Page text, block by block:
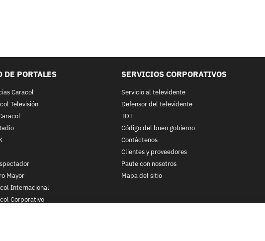
DE PORTALES
Caracol
Televisión
Mayor
Internacional
Corporativo
SERVICIOS CORPORATIVOS
Servicio al televidente
Defensor del televidente
TDT
Código del buen gobierno
Contáctenos
Clientes y proveedores
Paute con nosotros
Mapa del sitio